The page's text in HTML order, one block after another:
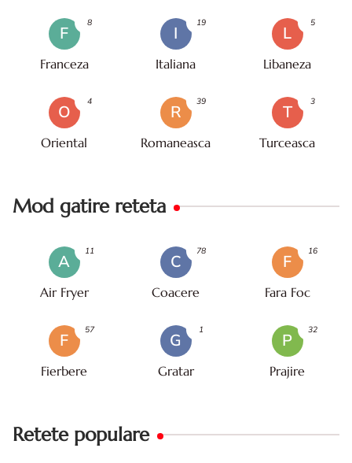
F
Franceza
8
I
Italiana
19
L
Libaneza
5
O
Oriental
4
R
Romaneasca
39
T
Turceasca
3
Mod gatire reteta
A
Air Fryer
11
C
Coacere
78
F
Fara Foc
16
F
Fierbere
57
G
Gratar
1
P
Prajire
32
Retete populare